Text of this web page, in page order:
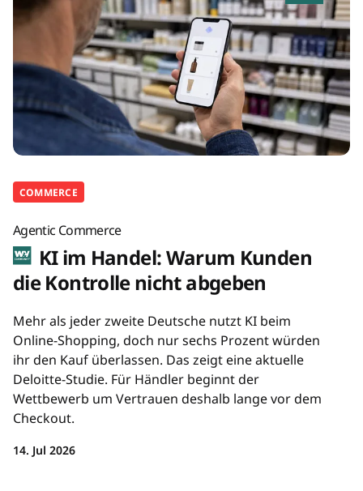
COMMERCE
Agentic Commerce
KI im Handel: Warum Kunden
die Kontrolle nicht abgeben
Mehr als jeder zweite Deutsche nutzt KI beim
Online-Shopping, doch nur sechs Prozent würden
ihr den Kauf überlassen. Das zeigt eine aktuelle
Deloitte-Studie. Für Händler beginnt der
Wettbewerb um Vertrauen deshalb lange vor dem
Checkout.
14. Jul 2026